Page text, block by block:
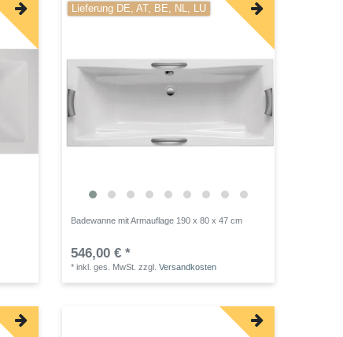
Lieferung DE, AT, BE, NL, LU
Badewanne mit Armauflage 190 x 80 x 47 cm
546,00 € *
*inkl. ges. MwSt. zzgl.Versandkosten